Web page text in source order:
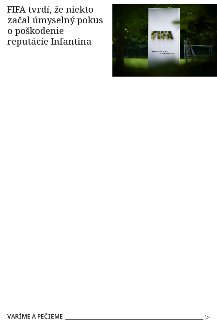
VARÍME A PEČIEME